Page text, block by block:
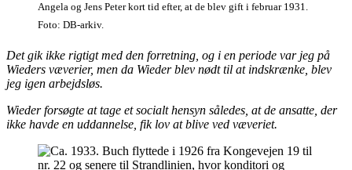
Angela og Jens Peter kort tid efter, at de blev gift i februar 1931.
Foto: DB-arkiv.
Det gik ikke rigtigt med den forretning, og i en periode var jeg på
Wieders væverier, men da Wieder blev nødt til at indskrænke, blev
jeg igen arbejdsløs.
Wieder forsøgte at tage et socialt hensyn således, at de ansatte, der
ikke havde en uddannelse, fik lov at blive ved væveriet.